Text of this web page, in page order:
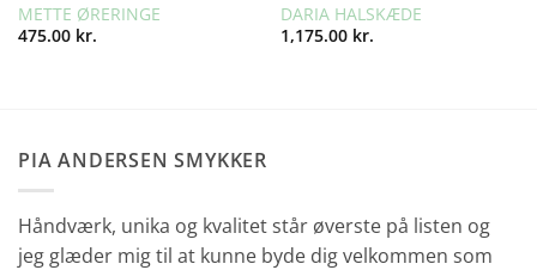
METTE ØRERINGE
475.00 kr.
DARIA HALSKÆDE
1,175.00 kr.
PIA ANDERSEN SMYKKER
Håndværk, unika og kvalitet står øverste på listen og
jeg glæder mig til at kunne byde dig velkommen som